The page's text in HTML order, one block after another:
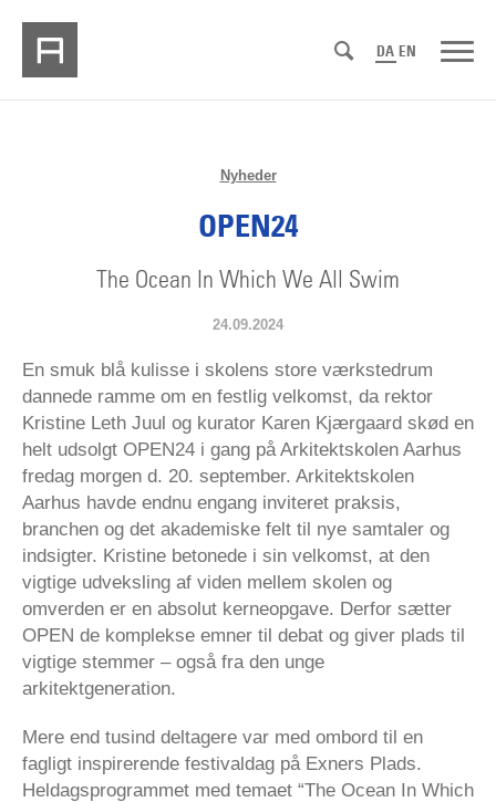
DA EN
Nyheder
OPEN24
The Ocean In Which We All Swim
24.09.2024
En smuk blå kulisse i skolens store værkstedrum
dannede ramme om en festlig velkomst, da rektor
Kristine Leth Juul og kurator Karen Kjærgaard skød en
helt udsolgt OPEN24 i gang på Arkitektskolen Aarhus
fredag morgen d. 20. september. Arkitektskolen
Aarhus havde endnu engang inviteret praksis,
branchen og det akademiske felt til nye samtaler og
indsigter. Kristine betonede i sin velkomst, at den
vigtige udveksling af viden mellem skolen og
omverden er en absolut kerneopgave. Derfor sætter
OPEN de komplekse emner til debat og giver plads til
vigtige stemmer – også fra den unge
arkitektgeneration.
Mere end tusind deltagere var med ombord til en
fagligt inspirerende festivaldag på Exners Plads.
Heldagsprogrammet med temaet “The Ocean In Which